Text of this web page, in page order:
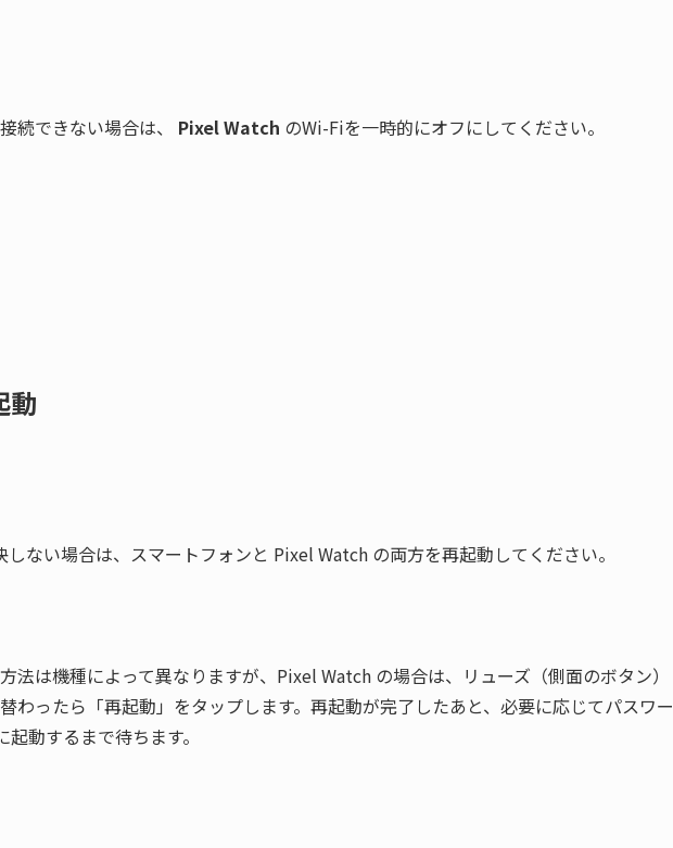
続できない場合は、 Pixel Watch のWi-Fiを一時的にオフにしてください。
動
ない場合は、スマートフォンと Pixel Watch の両方を再起動してください。
法は機種によって異なりますが、Pixel Watch の場合は、リューズ（側面のボタン）
わったら「再起動」をタップします。再起動が完了したあと、必要に応じてパスワー
動するまで待ちます。